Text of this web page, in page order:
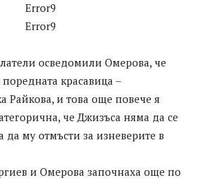
Error9
Error9
осведомили Омерова, че
красавица –
Райкова, и това още повече я
че Джизъса няма да се
му отмъсти за изневерите в
и Омерова започнаха още по